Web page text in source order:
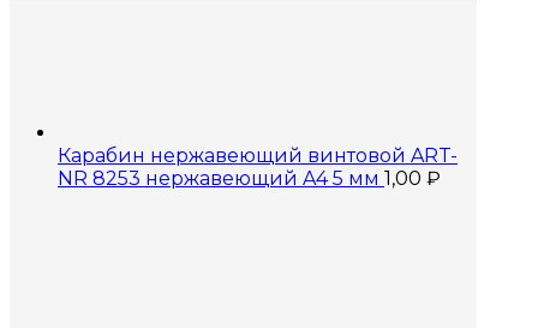
Карабин нержавеющий винтовой ART-
NR 8253 нержавеющий A4 5 мм 1,00 ₽